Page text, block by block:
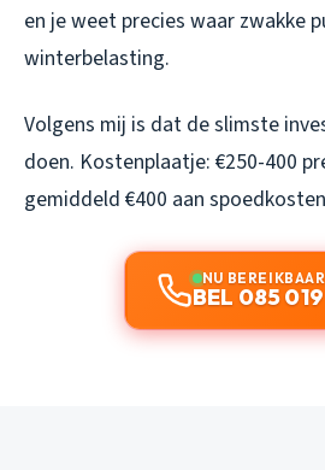
en je weet precies waar zwakke
winterbelasting.
Volgens mij is dat de slimste
doen. Kostenplaatje: €250-400
gemiddeld €400 aan
NU BEREIKBAAR
BEL 085